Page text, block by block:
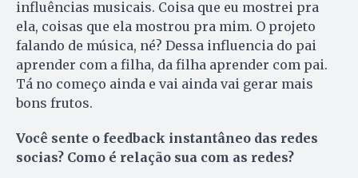
influências musicais. Coisa que eu mostrei pra
ela, coisas que ela mostrou pra mim. O projeto
falando de música, né? Dessa influencia do pai
aprender com a filha, da filha aprender com pai.
Tá no começo ainda e vai ainda vai gerar mais
bons frutos.
Você sente o feedback instantâneo das redes
socias? Como é relação sua com as redes?